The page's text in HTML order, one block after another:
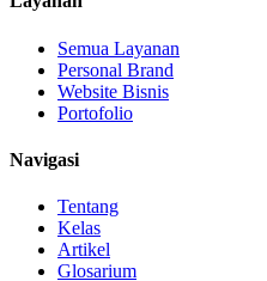
Semua Layanan
Personal Brand
Website Bisnis
Portofolio
Navigasi
Tentang
Kelas
Artikel
Glosarium